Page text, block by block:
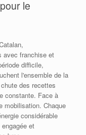
le
avec franchise et
difficile,
l'ensemble de la
des recettes
constante. Face à
mobilisation. Chaque
considérable
et